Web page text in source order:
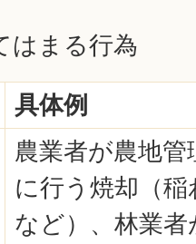
はまる行為
具体例
農業者が農地
に行う焼却（
など）、林業